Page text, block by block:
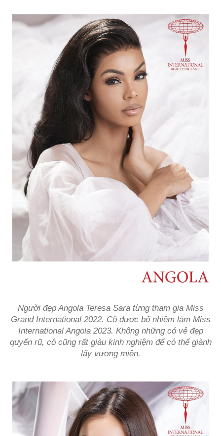
Người đẹp Angola Teresa Sara từng tham gia Miss
Grand International 2022. Cô được bổ nhiệm làm Miss
International Angola 2023. Không những có vẻ đẹp
quyến rũ, cô cũng rất giàu kinh nghiệm để có thể giành
lấy vương miện.